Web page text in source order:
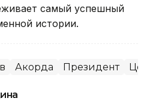
самый успешный
истории.
Акорда Президент